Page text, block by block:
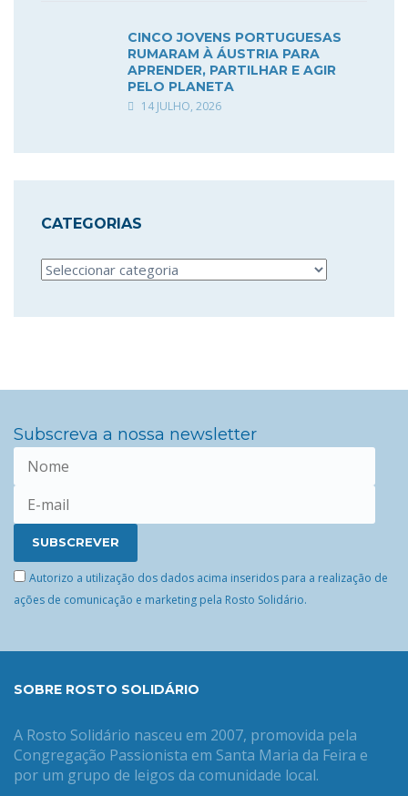
CINCO JOVENS PORTUGUESAS
RUMARAM À ÁUSTRIA PARA
APRENDER, PARTILHAR E AGIR
PELO PLANETA
14 JULHO, 2026
CATEGORIAS
Categorias
Subscreva a nossa newsletter
Autorizo a utilização dos dados acima inseridos para a realização de
ações de comunicação e marketing pela Rosto Solidário.
SOBRE ROSTO SOLIDÁRIO
A Rosto Solidário nasceu em 2007, promovida pela
Congregação Passionista em Santa Maria da Feira e
por um grupo de leigos da comunidade local.